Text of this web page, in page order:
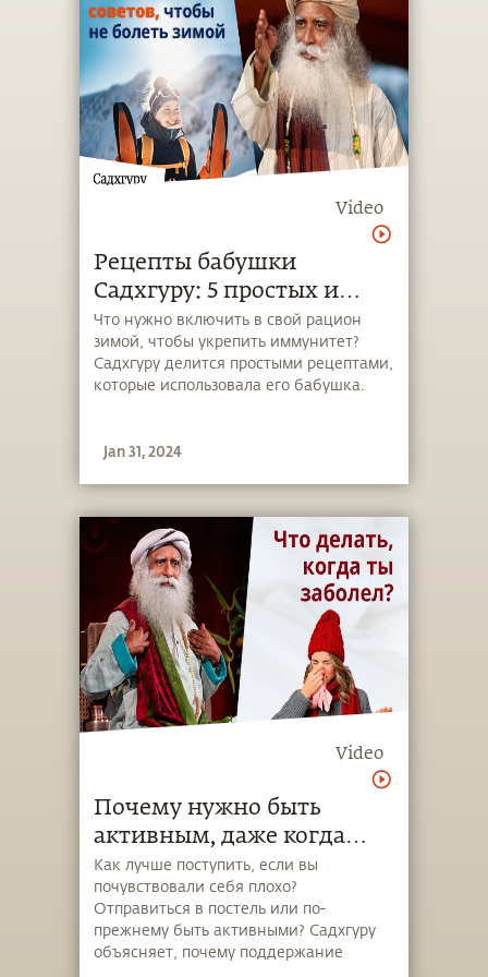
Video
Рецепты бабушки
Садхгуру: 5 простых и
вкусных способов защиты
от гриппа
Что нужно включить в свой рацион
зимой, чтобы укрепить иммунитет?
Садхгуру делится простыми рецептами,
которые использовала его бабушка.
Jan 31, 2024
Video
Почему нужно быть
активным, даже когда
вам плохо?
Как лучше поступить, если вы
почувствовали себя плохо?
Отправиться в постель или по-
прежнему быть активными? Садхгуру
объясняет, почему поддержание